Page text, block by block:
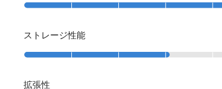
ストレージ性能
拡張性